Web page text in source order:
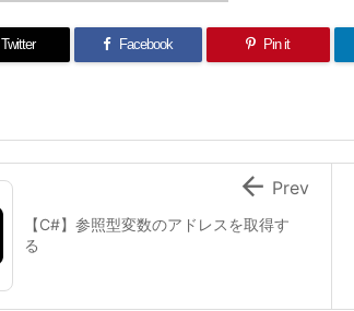
Twitter Facebook Pin it
【C#】参照型変数のアドレスを取得す
る
 Prev